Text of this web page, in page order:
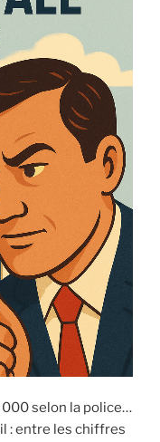
selon la police…
: entre les chiffres